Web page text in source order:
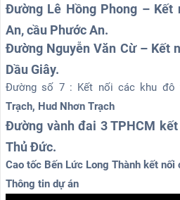
Đường Lê Hồng Phong – Kết
An, cầu Phước An.
Đường Nguyễn Văn Cừ – Kết
Dầu Giây.
Đường số 7 : Kết nối các khu đô
Trạch, Hud Nhơn Trạch
Đường vành đai 3 TPHCM kết
Thủ Đức.
Cao tốc Bến Lức Long Thành kết nối
Thông tin dự án